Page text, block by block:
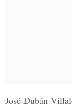
José Dubán